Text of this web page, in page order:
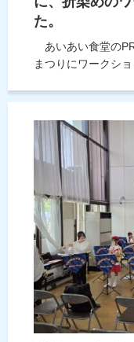
た。
あいあい食堂の
まつりにワークシ